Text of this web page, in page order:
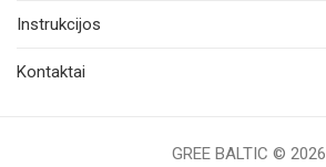
Instrukcijos
Kontaktai
GREE BALTIC © 2026